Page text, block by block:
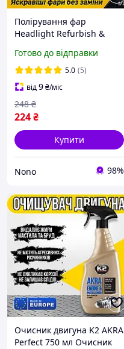
Полірування фар
Headlight Refurbish &
фар, 100 мл Відновник
фар Засіб для
полірування фар
Готово до відправки
5.0 (5)
від9₴/міс
224₴
248 ₴
Купити
Nono 98%
Очисник двигуна K2 AKRA
Perfect 750 мл Очисник